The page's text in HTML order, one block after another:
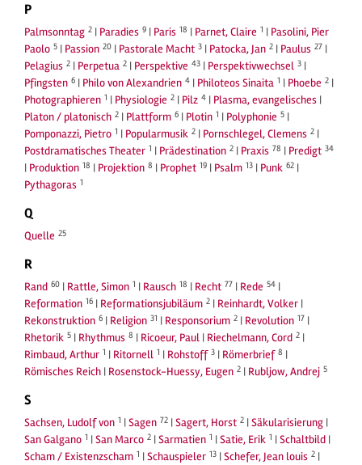
P
Palmsonntag 2 | Paradies 9 | Paris 18 | Parnet, Claire 1 | Pasolini, Pier
Paolo 5 | Passion 20 | Pastorale Macht 3 | Patocka, Jan 2 | Paulus 27 |
Pelagius 2 | Perpetua 2 | Perspektive 43 | Perspektivwechsel 3 |
Pfingsten 6 | Philo von Alexandrien 4 | Philoteos Sinaita 1 | Phoebe 2 |
Photographieren 1 | Physiologie 2 | Pilz 4 | Plasma, evangelisches |
Platon / platonisch 2 | Plattform 6 | Plotin 1 | Polyphonie 5 |
Pomponazzi, Pietro 1 | Popularmusik 2 | Pornschlegel, Clemens 2 |
Postdramatisches Theater 1 | Prädestination 2 | Praxis 78 | Predigt 34
| Produktion 18 | Projektion 8 | Prophet 19 | Psalm 13 | Punk 62 |
Pythagoras 1
Q
Quelle 25
R
Rand 60 | Rattle, Simon 1 | Rausch 18 | Recht 77 | Rede 54 |
Reformation 16 | Reformationsjubiläum 2 | Reinhardt, Volker |
Rekonstruktion 6 | Religion 31 | Responsorium 2 | Revolution 17 |
Rhetorik 5 | Rhythmus 8 | Ricoeur, Paul | Riechelmann, Cord 2 |
Rimbaud, Arthur 1 | Ritornell 1 | Rohstoff 3 | Römerbrief 8 |
Römisches Reich | Rosenstock-Huessy, Eugen 2 | Rubljow, Andrej 5
S
Sachsen, Ludolf von 1 |Sagen 72 |Sagert, Horst 2 |Säkularisierung |
San Galgano 1 |San Marco 2 |Sarmatien 1 |Satie, Erik 1 |Schaltbild |
Scham / Existenzscham 1 |Schauspieler 13 |Schefer, Jean louis 2 |